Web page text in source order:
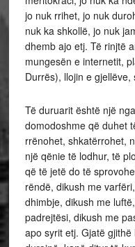
jo nuk rrihet, jo nuk
nuk ka shkollë, jo nuk
dhemb ajo etj. Të rinjtë
mungesën e internetit,
Durrës), llojin e
Të duruarit është një
domodoshme që duhet
rrënohet, shkatërrohet,
një qënie të lodhur, të
që të jetë do të
rëndë, dikush me
dhimbje, dikush me
padrejtësi, dikush me
apo syrit etj. Gjatë